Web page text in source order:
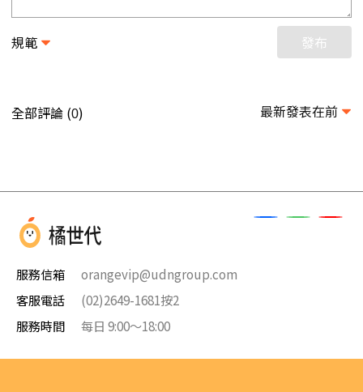
規範 發布
全部評論 (0) 最新發表在前
服務信箱
orangevip@udngroup.com
客服電話
(02)2649-1681按2
服務時間
每日 9:00～18:00